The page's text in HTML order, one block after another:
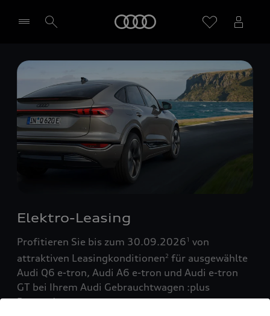
Händler wählen
Elektro-Leasing
Profitieren Sie bis zum 30.09.20261 von
attraktiven Leasingkonditionen2 für ausgewählte
Audi Q6 e-tron, Audi A6 e-tron und Audi e-tron
GT bei Ihrem Audi Gebrauchtwagen :plus
Partner!